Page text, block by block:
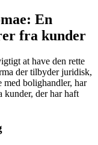
En
fra kunder
at have den rette
der tilbyder juridisk,
bolighandler, har
kunder, der har haft